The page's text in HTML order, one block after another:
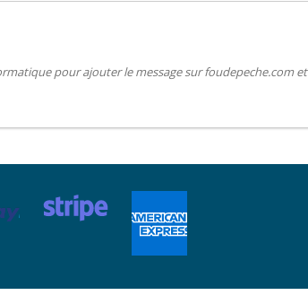
pour ajouter le message sur foudepeche.com et